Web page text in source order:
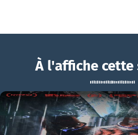
Jamais sans mon
À l'affiche cette
BOUCHRA